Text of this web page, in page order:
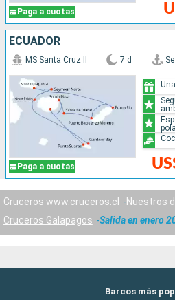
Paga a cuotas
ECUADOR
Paga a cuotas
MS Santa Cruz II 7 d
Cruceros www.cruceros.cl
Nuestros
Cruceros Galapagos
Salida en enero
Barcos más